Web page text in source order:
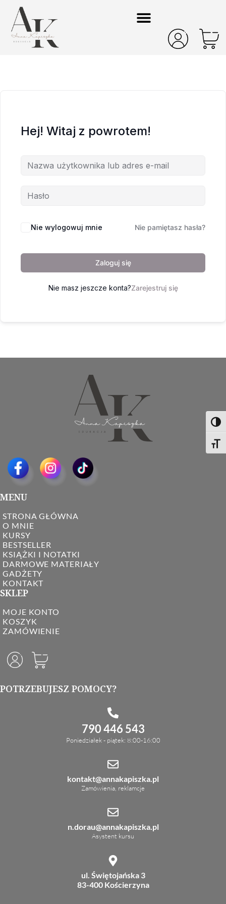
Hej! Witaj z powrotem!
Nie wylogowuj mnie Nie pamiętasz hasła?
Zaloguj się
Nie masz jeszcze konta?Zarejestruj się
MENU
STRONA GŁÓWNA
O MNIE
KURSY
BESTSELLER
KSIĄŻKI I NOTATKI
DARMOWE MATERIAŁY
GADŻETY
KONTAKT
SKLEP
MOJE KONTO
KOSZYK
ZAMÓWIENIE
POTRZEBUJESZ POMOCY?
790 446 543
Poniedziałek - piątek: 8:00-16:00
kontakt@annakapiszka.pl
Zamówienia, reklamcje
n.dorau@annakapiszka.pl
Asystent kursu
ul. Świętojańska 3
83-400 Kościerzyna